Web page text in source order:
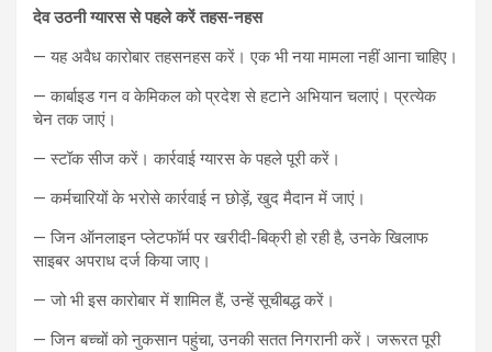
देव उठनी ग्यारस से पहले करें तहस-नहस
— यह अवैध कारोबार तहसनहस करें। एक भी नया मामला नहीं आना चाहिए।
— कार्बाइड गन व केमिकल को प्रदेश से हटाने अभियान चलाएं। प्रत्येक
चेन तक जाएं।
— स्टॉक सीज करें। कार्रवाई ग्यारस के पहले पूरी करें।
— कर्मचारियों के भरोसे कार्रवाई न छोड़ें, खुद मैदान में जाएं।
— जिन ऑनलाइन प्लेटफॉर्म पर खरीदी-बिक्री हो रही है, उनके खिलाफ
साइबर अपराध दर्ज किया जाए।
— जो भी इस कारोबार में शामिल हैं, उन्हें सूचीबद्ध करें।
— जिन बच्चों को नुकसान पहुंचा, उनकी सतत निगरानी करें। जरूरत पूरी